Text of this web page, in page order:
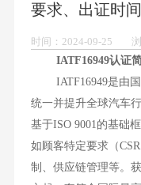
要求、出证时
时间：2024-09-25 浏
IATF16949认证
IATF16949是由国
统一并提升全球汽车
基于ISO 9001的基础
如顾客特定要求（
制、供应链管理等。